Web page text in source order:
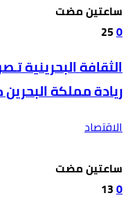
‫‫‫‏‫ساعتين مضت‬
0
25
الثقافة البحرينية
ريادة مملكة البحرين
الاقتصاد
‫‫‫‏‫ساعتين مضت‬
0
13